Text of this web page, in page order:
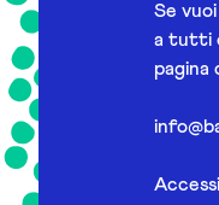
Se
a tutti
pagina